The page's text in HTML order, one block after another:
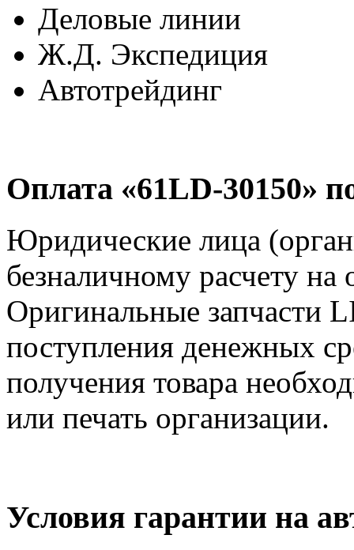
Деловые линии
Ж.Д. Экспедиция
Автотрейдинг
Оплата «61LD-30150»
Юридические лица
безналичному расчету на
Оригинальные запчасти
поступления денежных
получения товара
или печать организации.
Условия гарантии на